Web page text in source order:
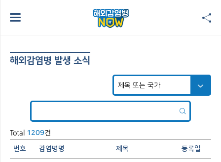
해외감염병 발생 소식
Total 1209건
번호 감염병명 제목 등록일